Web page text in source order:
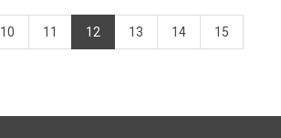
10 11 12 13 14 15